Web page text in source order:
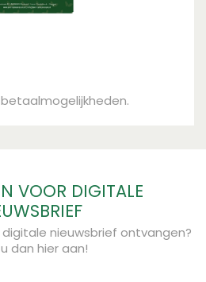
VOOR DIGITALE
nieuwsbrief ontvangen?
dan hier aan!